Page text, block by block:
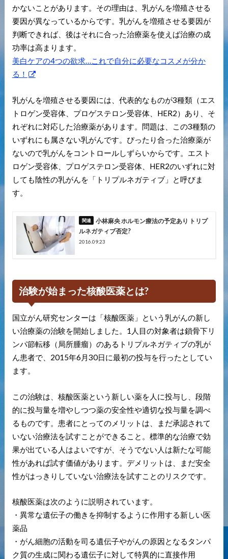
かないことがあります。その理由は、乳がんを増殖させる
要因が異なっているからです。乳がんを増殖させる要因が
判断できれば、後はそれに合った治療薬を使えば治療の成
功率は高まります。
美白ケアの4つの欲求…これで自分に必要なコスメが分か
る！
乳がんを増殖させる要因には、代表的なものが3種類（エス
トロゲン受容体、プロゲステロン受容体、HER2）あり、そ
れぞれに対応した治療薬があります。問題は、この3種類の
いずれにも属さない乳がんです。ぴったり合った治療薬が
ないので乳がんをコントロールしずらいからです。エスト
ロゲン受容体、プロゲステロン受容体、HER2のいずれに対
しても陰性の乳がんを「トリプルネガティブ」と呼びま
す。
小林麻央 ホルモン療法の予定あり トリプ
ルネガティブ否定?
2016.09.23
治験が始まった核酸医薬とは?
国立がん研究センターは「核酸医薬」という乳がんの新し
い治療薬の治験を開始しました。1人目の対象者は鎖骨下リ
ンパ節転移（局所腫瘤）のあるトリプルネガティブの乳が
ん患者で、2015年6月30日に最初の投与を行ったとしてい
ます。
この治験は、核酸医薬という新しい薬を人に投与し、段階
的に投与量を増やしつつ薬の安全性や適切な投与量を調べ
るものです。患者にとってのメリットは、まだ承認されて
いない治療法を試すことができること。標準的な治療で効
果が出ている人はよいですが、そうでない人は新たな可能
性があれば試す価値があります。デメリットは、まだ安全
性がはっきりしていない治療法を試すことのリスクです。
核酸医薬は次のように‎‎説明されています。
・異常な遺伝子の働きを抑制するように作用する新しい医
薬品
・がん細胞の活動を司る遺伝子やがんの原因となるタンパ
ク質の生成に関わる遺伝子に対して特異的に直接作用